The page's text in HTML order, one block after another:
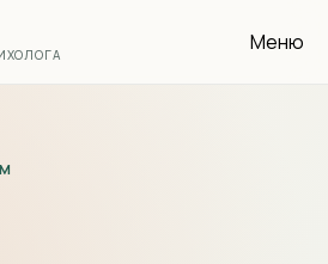
Меню